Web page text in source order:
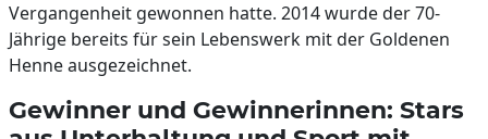
Vergangenheit gewonnen hatte. 2014 wurde der 70-
Jährige bereits für sein Lebenswerk mit der Goldenen
Henne ausgezeichnet.
Gewinner und Gewinnerinnen: Stars